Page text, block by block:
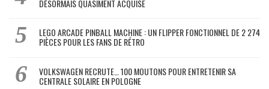
DÉSORMAIS QUASIMENT ACQUISE
LEGO ARCADE PINBALL MACHINE : UN FLIPPER FONCTIONNEL DE 2 274
PIÈCES POUR LES FANS DE RÉTRO
VOLKSWAGEN RECRUTE… 100 MOUTONS POUR ENTRETENIR SA
CENTRALE SOLAIRE EN POLOGNE